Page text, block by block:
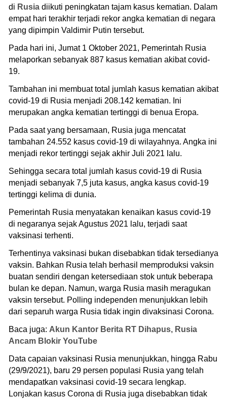
di Rusia diikuti peningkatan tajam kasus kematian. Dalam
empat hari terakhir terjadi rekor angka kematian di negara
yang dipimpin Valdimir Putin tersebut.
Pada hari ini, Jumat 1 Oktober 2021, Pemerintah Rusia
melaporkan sebanyak 887 kasus kematian akibat covid-
19.
Tambahan ini membuat total jumlah kasus kematian akibat
covid-19 di Rusia menjadi 208.142 kematian. Ini
merupakan angka kematian tertinggi di benua Eropa.
Pada saat yang bersamaan, Rusia juga mencatat
tambahan 24.552 kasus covid-19 di wilayahnya. Angka ini
menjadi rekor tertinggi sejak akhir Juli 2021 lalu.
Sehingga secara total jumlah kasus covid-19 di Rusia
menjadi sebanyak 7,5 juta kasus, angka kasus covid-19
tertinggi kelima di dunia.
Pemerintah Rusia menyatakan kenaikan kasus covid-19
di negaranya sejak Agustus 2021 lalu, terjadi saat
vaksinasi terhenti.
Terhentinya vaksinasi bukan disebabkan tidak tersedianya
vaksin. Bahkan Rusia telah berhasil memproduksi vaksin
buatan sendiri dengan ketersediaan stok untuk beberapa
bulan ke depan. Namun, warga Rusia masih meragukan
vaksin tersebut. Polling independen menunjukkan lebih
dari separuh warga Rusia tidak ingin divaksinasi Corona.
Baca juga: Akun Kantor Berita RT Dihapus, Rusia
Ancam Blokir YouTube
Data capaian vaksinasi Rusia menunjukkan, hingga Rabu
(29/9/2021), baru 29 persen populasi Rusia yang telah
mendapatkan vaksinasi covid-19 secara lengkap.
Lonjakan kasus Corona di Rusia juga disebabkan tidak